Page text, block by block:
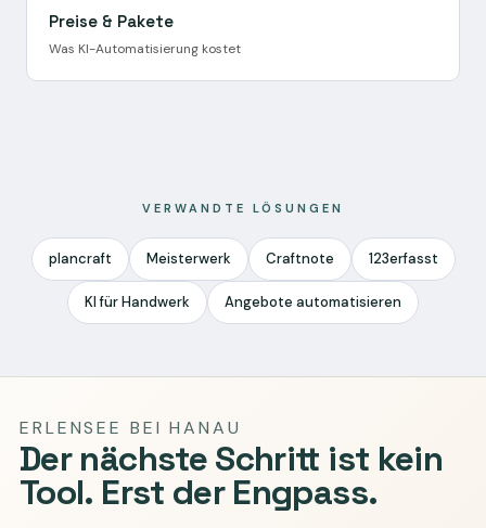
Preise & Pakete
Was KI-Automatisierung kostet
VERWANDTE LÖSUNGEN
plancraft Meisterwerk Craftnote 123erfasst
KI für Handwerk Angebote automatisieren
ERLENSEE BEI HANAU
Der nächste Schritt ist kein
Tool. Erst der Engpass.